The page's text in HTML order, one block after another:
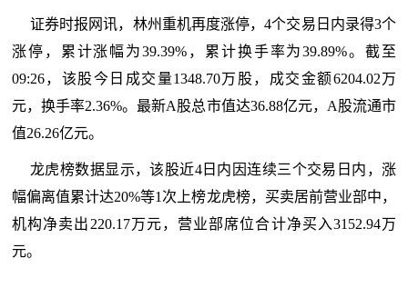
证券时报网讯，林州重机再度涨停，4个交易日内录得3个
涨停，累计涨幅为39.39%，累计换手率为39.89%。截至
09:26，该股今日成交量1348.70万股，成交金额6204.02万
元，换手率2.36%。最新A股总市值达36.88亿元，A股流通市
值26.26亿元。
龙虎榜数据显示，该股近4日内因连续三个交易日内，涨
幅偏离值累计达20%等1次上榜龙虎榜，买卖居前营业部中，
机构净卖出220.17万元，营业部席位合计净买入3152.94万
元。